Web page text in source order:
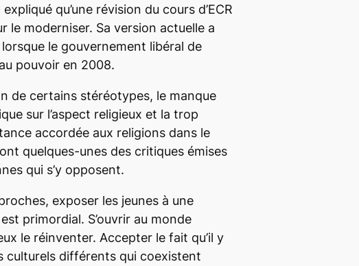
qu’une révision du cours d’ECR
le moderniser. Sa version actuelle a
le gouvernement libéral de
pouvoir en 2008.
de certains stéréotypes, le manque
sur l’aspect religieux et la trop
accordée aux religions dans le
quelques-unes des critiques émises
qui s’y opposent.
exposer les jeunes à une
primordial. S’ouvrir au monde
le réinventer. Accepter le fait qu’il y
culturels différents qui coexistent